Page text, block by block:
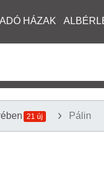
HÁZAK
21 új Pálin